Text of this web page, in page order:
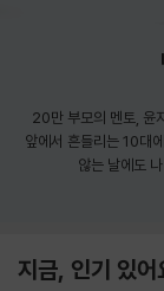
20만 부모의 멘토, 윤
앞에서 흔들리는 10대
않는 날에도
지금, 인기 있어